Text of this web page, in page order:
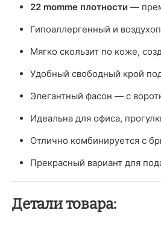
22 momme плотности —
Гипоаллергенный и
Мягко скользит по коже,
Удобный свободный крой
Элегантный фасон — с
Идеальна для офиса,
Отлично комбинируется с
Прекрасный вариант для
Детали товара: